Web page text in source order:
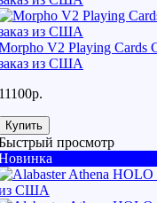
V2 Playing Cards
из США
Купить
просмотр